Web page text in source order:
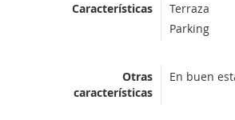
Características
Terraza
Parking
Otras
características
En buen